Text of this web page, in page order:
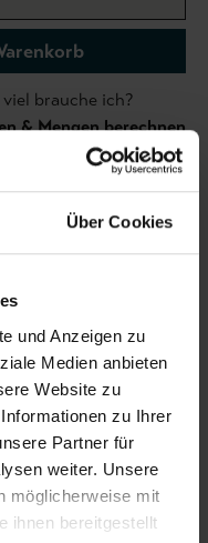
Über Cookies
und Anzeigen zu
Medien anbieten
Website zu
zu Ihrer
Partner für
weiter. Unsere
möglicherweise mit
ihnen bereitgestellt
brauche ich?
& Mengen berechnen
Blättern in
Palmenmotiv in
Design auf eine
modern als